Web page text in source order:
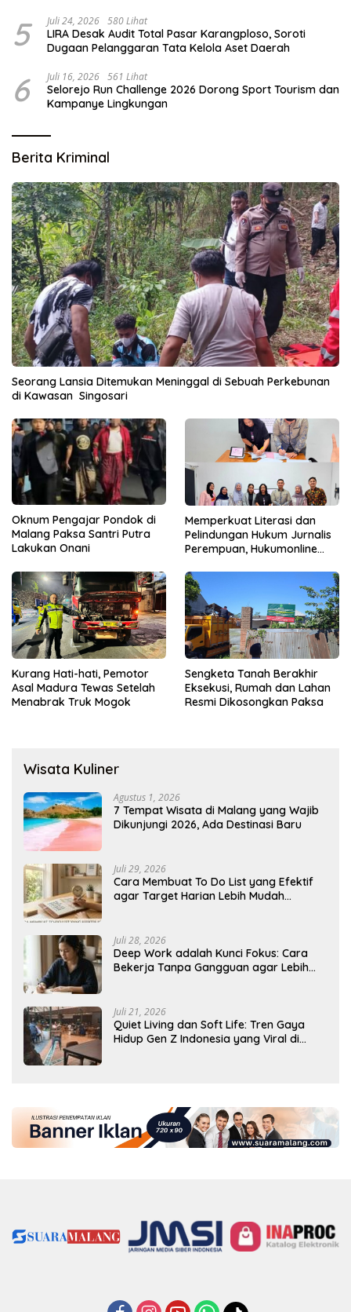
5 Juli 24, 2026 580 Lihat
LIRA Desak Audit Total Pasar Karangploso, Soroti
Dugaan Pelanggaran Tata Kelola Aset Daerah
6 Juli 16, 2026 561 Lihat
Selorejo Run Challenge 2026 Dorong Sport Tourism dan
Kampanye Lingkungan
Berita Kriminal
Seorang Lansia Ditemukan Meninggal di Sebuah Perkebunan
di Kawasan Singosari
Oknum Pengajar Pondok di
Malang Paksa Santri Putra
Lakukan Onani
Memperkuat Literasi dan
Pelindungan Hukum Jurnalis
Perempuan, Hukumonline
Gratis
Kurang Hati-hati, Pemotor
Asal Madura Tewas Setelah
Menabrak Truk Mogok
Sengketa Tanah Berakhir
Eksekusi, Rumah dan Lahan
Resmi Dikosongkan Paksa
Wisata Kuliner
Agustus 1, 2026
7 Tempat Wisata di Malang yang Wajib
Dikunjungi 2026, Ada Destinasi Baru
Juli 29, 2026
Cara Membuat To Do List yang Efektif
agar Target Harian Lebih Mudah
Juli 28, 2026
Deep Work adalah Kunci Fokus: Cara
Bekerja Tanpa Gangguan agar Lebih
Juli 21, 2026
Quiet Living dan Soft Life: Tren Gaya
Hidup Gen Z Indonesia yang Viral di